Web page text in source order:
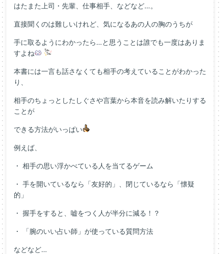
はたまた上司・先輩、仕事相手、などなど…。
直接聞くのは難しいけれど、気になるあの人の胸のうちが
手に取るようにわかったら…と思うことは誰でも一度はありま
すよね
本書には一言も話さなくても相手の考えていることがわかった
り、
相手のちょっとしたしぐさや言葉から本音を読み解いたりする
ことが
できる方法がいっぱい
例えば、
・ 相手の思い浮かべている人を当てるゲーム
・ 手を開いているなら「友好的」、閉じているなら「懐疑
的」
・ 握手をすると、嘘をつく人が半分に減る！？
・ 「腕のいい占い師」が使っている質問方法
などなど…